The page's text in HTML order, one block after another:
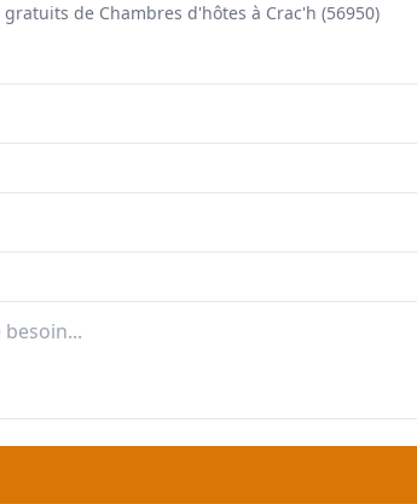
gratuits de Chambres d'hôtes à Crac'h (56950)